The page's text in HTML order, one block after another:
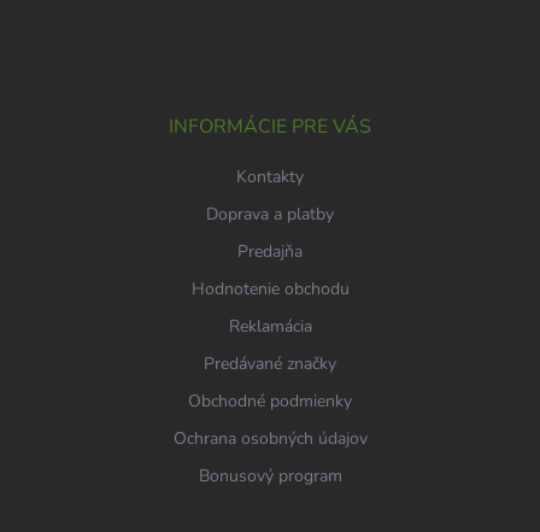
INFORMÁCIE PRE VÁS
Kontakty
Doprava a platby
Predajňa
Hodnotenie obchodu
Reklamácia
Predávané značky
Obchodné podmienky
Ochrana osobných údajov
Bonusový program